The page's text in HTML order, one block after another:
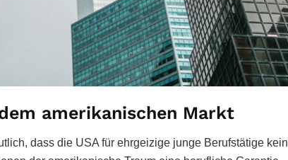
amerikanischen Markt
dass die USA für ehrgeizige junge Berufstätige kein